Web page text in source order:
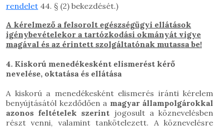
rendelet 44. § (2) bekezdését.)
A kérelmező a felsorolt egészségügyi ellátások
igénybevételekor a tartózkodási okmányát vigye
magával és az érintett szolgáltatónak mutassa be!
4. Kiskorú menedékesként elismerést kérő
nevelése, oktatása és ellátása
A kiskorú a menedékesként elismerés iránti kérelem
benyújtásától kezdődően a magyar állampolgárokkal
azonos feltételek szerint jogosult a köznevelésben
részt venni, valamint tankötelezett. A köznevelésre